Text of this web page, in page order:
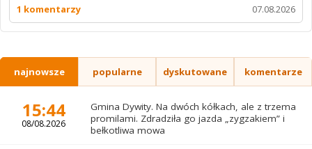
1 komentarzy
07.08.2026
najnowsze popularne dyskutowane komentarze
15:44
08/08.2026
Gmina Dywity. Na dwóch kółkach, ale z trzema
promilami. Zdradziła go jazda „zygzakiem” i
bełkotliwa mowa